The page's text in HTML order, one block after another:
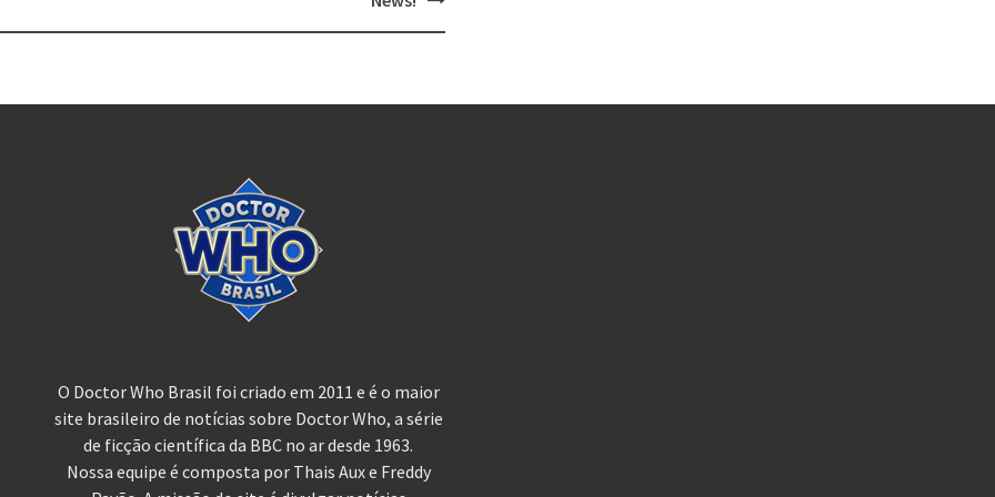
O Doctor Who Brasil foi criado em 2011 e é o maior
site brasileiro de notícias sobre Doctor Who, a série
de ficção científica da BBC no ar desde 1963.
Nossa equipe é composta por Thais Aux e Freddy